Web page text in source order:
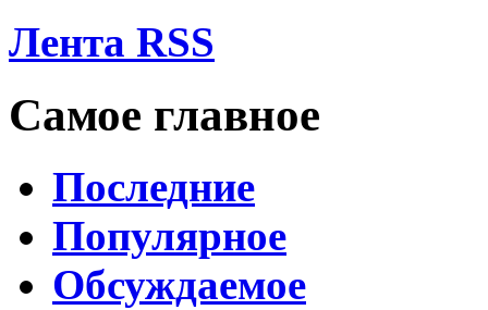
Лента RSS
Самое главное
Последние
Популярное
Обсуждаемое